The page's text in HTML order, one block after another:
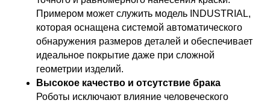
Примером может служить модель INDUSTRIAL,
которая оснащена системой автоматического
обнаружения размеров деталей и обеспечивает
идеальное покрытие даже при сложной
геометрии изделий.
Высокое качество и отсутствие брака
Роботы исключают влияние человеческого